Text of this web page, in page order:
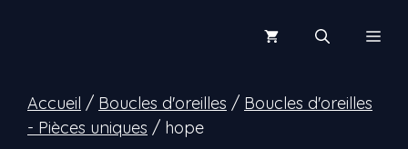
Accueil / Boucles d'oreilles / Boucles d'oreilles
- Pièces uniques / hope